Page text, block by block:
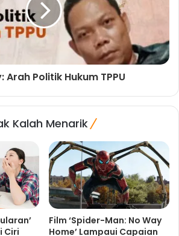
Arah Politik Hukum TPPU
Kalah Menarik
Ciri
Film ‘Spider-Man: No Way
Home’ Lampaui Capaian